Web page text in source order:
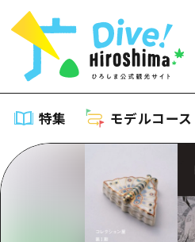
特集 モデルコース
特集
特集一覧
モデルコース